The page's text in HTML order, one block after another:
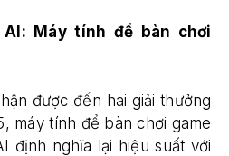
AI: Máy tính để bàn chơi
được đến hai giải thưởng
máy tính để bàn chơi game
định nghĩa lại hiệu suất với